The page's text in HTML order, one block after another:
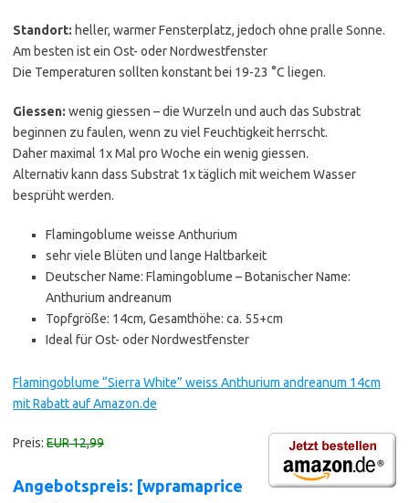
Standort: heller, warmer Fensterplatz, jedoch ohne pralle Sonne.
Am besten ist ein Ost- oder Nordwestfenster
Die Temperaturen sollten konstant bei 19-23 °C liegen.
Giessen: wenig giessen – die Wurzeln und auch das Substrat
beginnen zu faulen, wenn zu viel Feuchtigkeit herrscht.
Daher maximal 1x Mal pro Woche ein wenig giessen.
Alternativ kann dass Substrat 1x täglich mit weichem Wasser
besprüht werden.
Flamingoblume weisse Anthurium
sehr viele Blüten und lange Haltbarkeit
Deutscher Name: Flamingoblume – Botanischer Name:
Anthurium andreanum
Topfgröße: 14cm, Gesamthöhe: ca. 55+cm
Ideal für Ost- oder Nordwestfenster
Flamingoblume “Sierra White” weiss Anthurium andreanum 14cm
mit Rabatt auf Amazon.de
Preis: EUR 12,99
Angebotspreis: [wpramaprice